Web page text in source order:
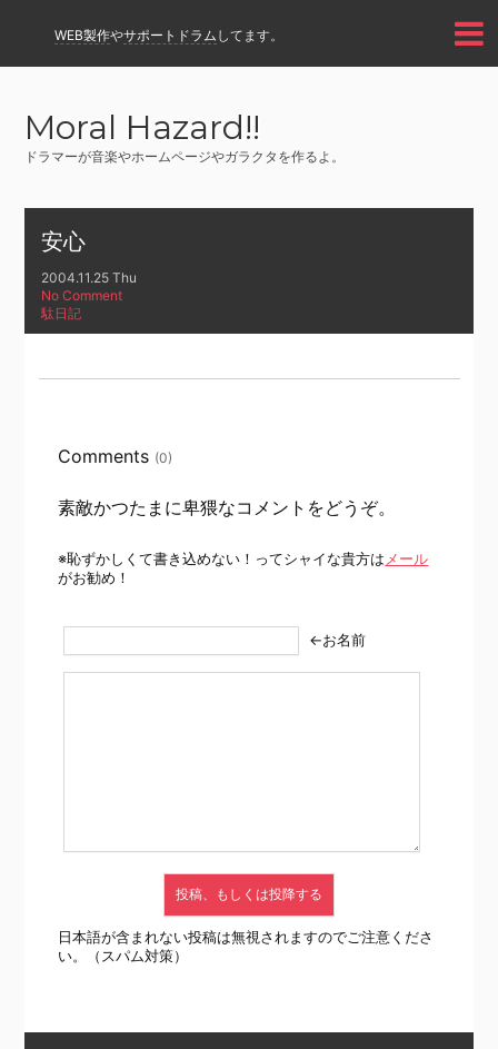
WEB製作やサポートドラム してます。
Moral Hazard!!
ドラマーが音楽やホームページやガラクタを作るよ。
安心
2004.11.25 Thu
No Comment
駄日記
Comments (0)
素敵かつたまに卑猥なコメントをどうぞ。
※恥ずかしくて書き込めない！ってシャイな貴方は メール
がお勧め！
←お名前
日本語が含まれない投稿は無視されますのでご注意くださ
い。（スパム対策）